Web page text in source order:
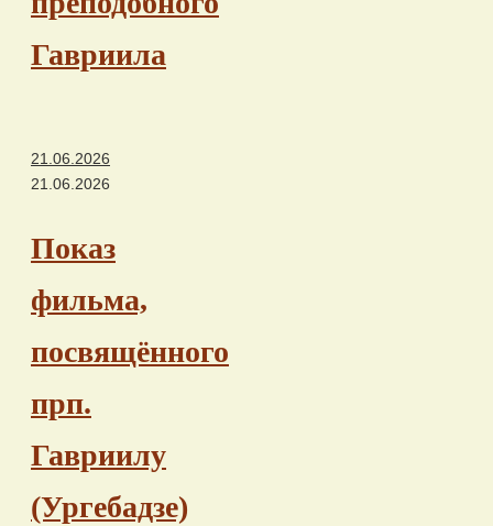
Гавриила
21.06.2026
21.06.2026
Показ
фильма,
посвящённого
прп.
Гавриилу
(Ургебадзе)